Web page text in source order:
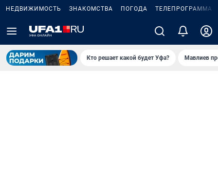
НЕДВИЖИМОСТЬ ЗНАКОМСТВА ПОГОДА ТЕЛЕПРОГРАММА
Кто решает какой будет Уфа? Мавлиев